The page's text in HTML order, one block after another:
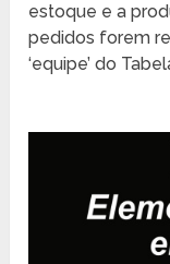
estoque e a
pedidos forem
‘equipe’ do